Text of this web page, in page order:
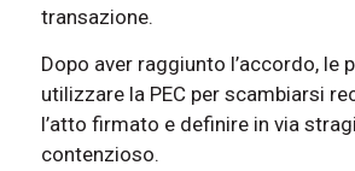
transazione.
Dopo aver raggiunto l’accordo, le
utilizzare la PEC per scambiarsi
l’atto firmato e definire in via
contenzioso.